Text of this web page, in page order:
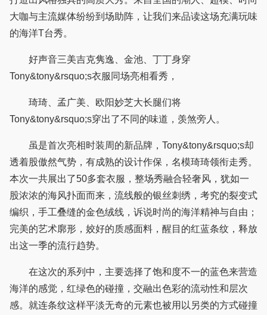
大咖与主流媒体纷纷到场助阵，让我们来品读这场充满玩味
的海洋T台秀。
好声音三美吉克隽逸、金池、丁丁身穿
Tony&tony&rsquo;s衣服同场亮相看秀，
琦琦、孟广美、欧阳妙芝大长腿们将
Tony&tony&rsquo;s穿出了不同的味道，羡煞旁人。
虽是首次亮相时装周的新品牌，Tony&tony&rsquo;s却
透着股傲然气势，有成熟的设计作保，名模琦琦领衔走秀。
本次一共展出了50多套衣服，整场秀融合轻奢风，犹如一
股浓浓的海风扑面而来，流线般的银丝刺绣，考究的裂变式
编织，手工叠缝的金色绒线，诉说时尚的海洋精神与自由；
完美的艺术廓形，姣好的质感面料，醒目的红蓝条纹，释放
出这一季的流行趋势。
在这次的系列中，主要选择了饱和度不一的蓝色来营造
海洋的感觉，红绿色的碰撞，交融出色彩的流动性和层次
感。就连条纹这样平淡无奇的元素也被用以另类的方式碰撞